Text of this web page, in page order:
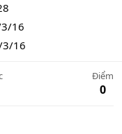
16
3/16
Điểm
0